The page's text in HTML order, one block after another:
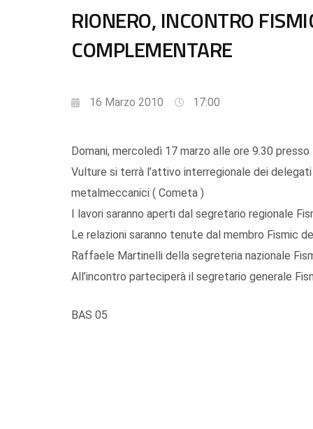
RIONERO, INCONTRO
COMPLEMENTARE
16 Marzo 2010 17:00
Domani, mercoledì 17 marzo alle ore 9.30
Vulture si terrà l’attivo interregionale dei
metalmeccanici ( Cometa )
I lavori saranno aperti dal segretario regionale
Le relazioni saranno tenute dal membro Fismic
Raffaele Martinelli della segreteria nazionale
All’incontro parteciperà il segretario generale
BAS 05